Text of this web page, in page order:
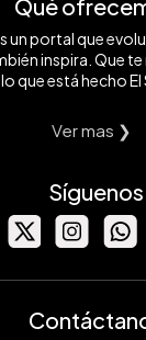
Qué
un portal que
inspira. Que
que está hecho El
Ver mas ❯
Síguenos